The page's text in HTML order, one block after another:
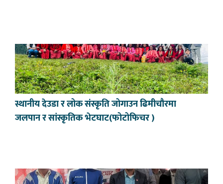
स्थानीय देउडा र लोक संस्कृति जोगाउन ढिमीचौरमा
जलपान र सांस्कृतिक भेटघाट(फोटोफिचर )